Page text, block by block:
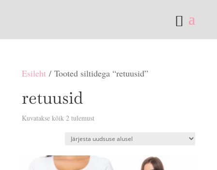
Esileht/ Tooted siltidega “retuusid”
retuusid
Kuvatakse kõik 2 tulemustSorditud